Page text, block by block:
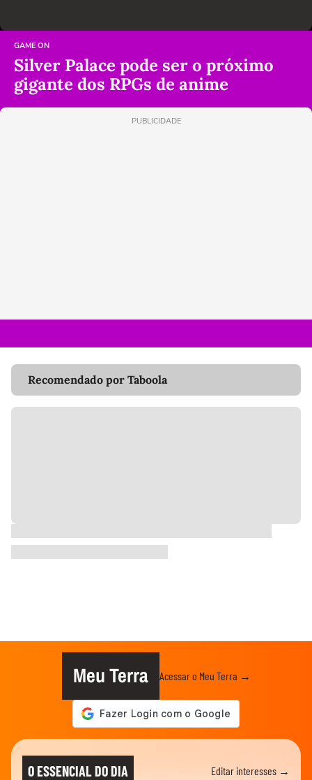
GAME ON
Silver Palace pode ser o próximo
gigante dos RPGs de anime
PUBLICIDADE
Recomendado por Taboola
Meu Terra Acessar o Meu Terra →
O ESSENCIAL DO DIA Editar interesses →